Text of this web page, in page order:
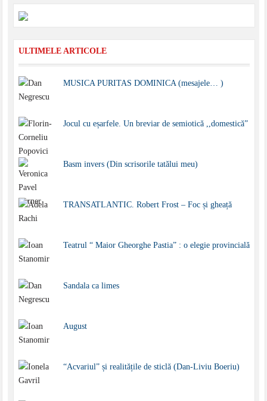
ULTIMELE ARTICOLE
MUSICA PURITAS DOMINICA (mesajele… )
Jocul cu eșarfele. Un breviar de semiotică ,,domestică”
Basm invers (Din scrisorile tatălui meu)
TRANSATLANTIC. Robert Frost – Foc și gheață
Teatrul “ Maior Gheorghe Pastia” : o elegie provincială
Sandala ca limes
August
“Acvariul” și realitățile de sticlă (Dan-Liviu Boeriu)